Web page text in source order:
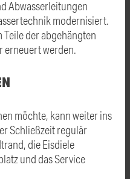
Abwasserleitungen
modernisiert.
Teile der abgehängten
erneuert werden.
möchte, kann weiter ins
Schließzeit regulär
die Eisdiele
und das Service